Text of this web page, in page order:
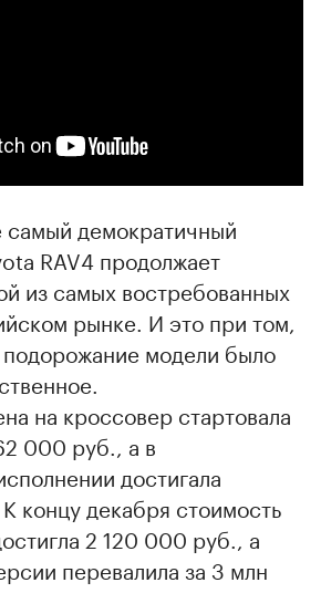
демократичный
RAV4 продолжает
из самых востребованных
рынке. И это при том,
подорожание модели было
на кроссовер стартовала
000 руб., а в
достигала
концу декабря стоимость
2 120 000 руб., а
перевалила за 3 млн